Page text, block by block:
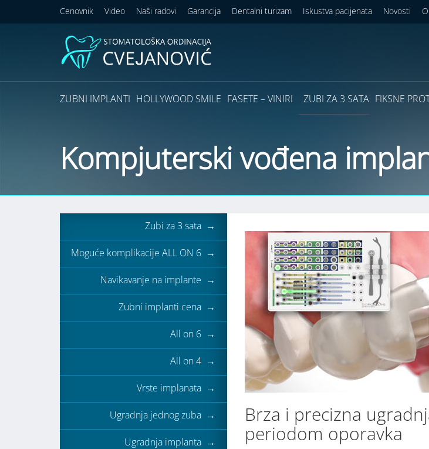
Cenovnik Video Naši radovi Garancija Dentalni turizam Iskustva pacijenata Novosti
ZUBNI IMPLANTI HOLLYWOOD SMILE FASETE – VINIRI FIKSNE
ZUBI ZA 3 SATA
Kompjuterski vođena
Zubi za 3 sata →
Moguće komplikacije ALL ON 6 →
Navikavanje na implante →
Zubni implanti cena →
All on 6 →
All on 4 →
Vrste implanata →
Ugradnja jednog zuba →
Ugradnja implanta →
Brza i precizna
periodom oporavka